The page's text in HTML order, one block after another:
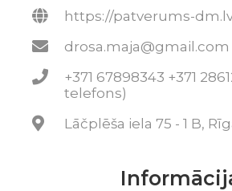
https://patverums-
drosa.maja@gmail.com
+371 67898343 +371
telefons)
Lāčplēša iela 75 - 1 B,